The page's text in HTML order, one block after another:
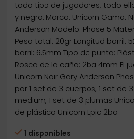
todo tipo de jugadores, todo
y negro. Marca: Unicorn Gama:
Anderson Modelo: Phase 5
Peso total: 20gr Longitud barril:
barril: 6.5mm Tipo de punta:
Rosca de la caña: 2ba 4mm El
Unicorn Noir Gary Anderson
por 1 set de 3 cuerpos, 1 set de
medium, 1 set de 3 plumas
de plástico Unicorn Epic 2ba
1 disponibles